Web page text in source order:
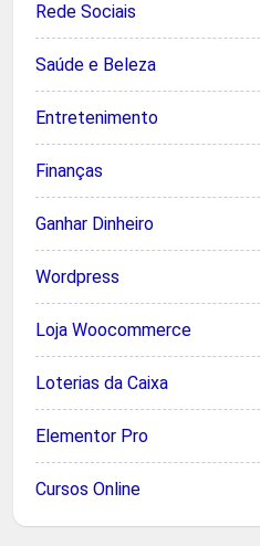
Rede Sociais
Saúde e Beleza
Entretenimento
Finanças
Ganhar Dinheiro
Wordpress
Loja Woocommerce
Loterias da Caixa
Elementor Pro
Cursos Online